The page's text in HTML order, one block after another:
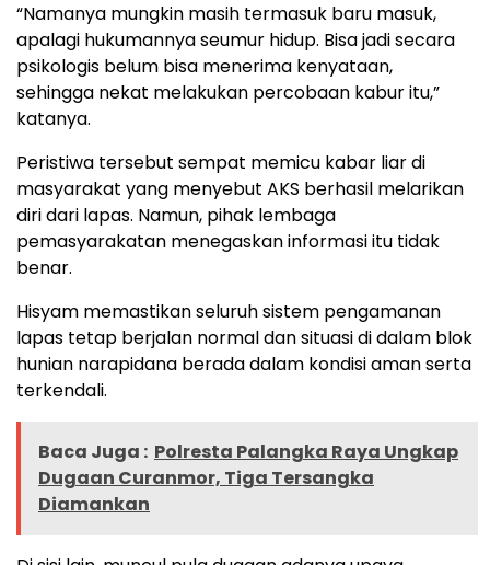
“Namanya mungkin masih termasuk baru masuk,
apalagi hukumannya seumur hidup. Bisa jadi secara
psikologis belum bisa menerima kenyataan,
sehingga nekat melakukan percobaan kabur itu,”
katanya.
Peristiwa tersebut sempat memicu kabar liar di
masyarakat yang menyebut AKS berhasil melarikan
diri dari lapas. Namun, pihak lembaga
pemasyarakatan menegaskan informasi itu tidak
benar.
Hisyam memastikan seluruh sistem pengamanan
lapas tetap berjalan normal dan situasi di dalam blok
hunian narapidana berada dalam kondisi aman serta
terkendali.
Baca Juga : Polresta Palangka Raya Ungkap
Dugaan Curanmor, Tiga Tersangka
Diamankan